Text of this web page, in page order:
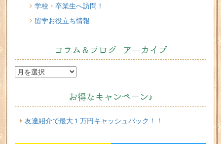
学校・卒業生へ訪問！
留学お役立ち情報
コラム＆ブログ アーカイブ
お得なキャンペーン♪
友達紹介で最大１万円キャッシュバック！！